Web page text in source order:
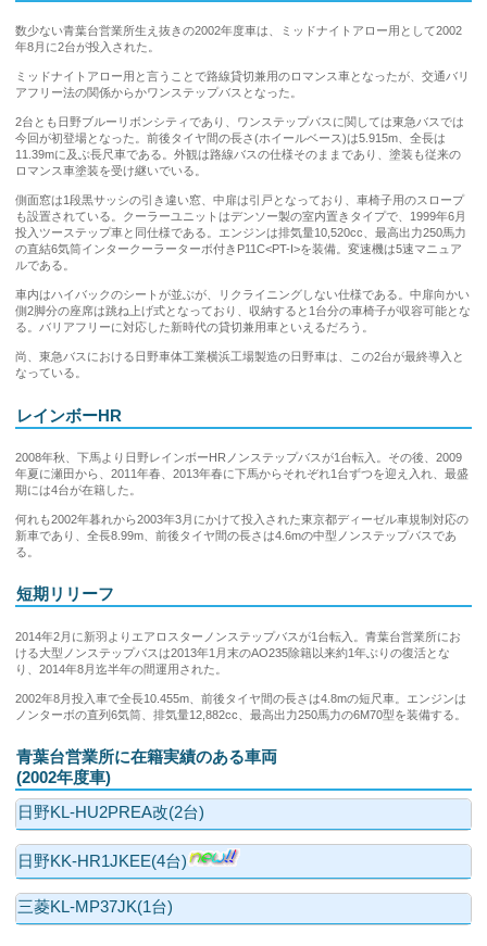
数少ない青葉台営業所生え抜きの2002年度車は、ミッドナイトアロー用として2002
年8月に2台が投入された。
ミッドナイトアロー用と言うことで路線貸切兼用のロマンス車となったが、交通バリ
アフリー法の関係からかワンステップバスとなった。
2台とも日野ブルーリボンシティであり、ワンステップバスに関しては東急バスでは
今回が初登場となった。前後タイヤ間の長さ(ホイールベース)は5.915m、全長は
11.39mに及ぶ長尺車である。外観は路線バスの仕様そのままであり、塗装も従来の
ロマンス車塗装を受け継いでいる。
側面窓は1段黒サッシの引き違い窓、中扉は引戸となっており、車椅子用のスロープ
も設置されている。クーラーユニットはデンソー製の室内置きタイプで、1999年6月
投入ツーステップ車と同仕様である。エンジンは排気量10,520cc、最高出力250馬力
の直結6気筒インタークーラーターボ付きP11C<PT-I>を装備。変速機は5速マニュア
ルである。
車内はハイバックのシートが並ぶが、リクライニングしない仕様である。中扉向かい
側2脚分の座席は跳ね上げ式となっており、収納すると1台分の車椅子が収容可能とな
る。バリアフリーに対応した新時代の貸切兼用車といえるだろう。
尚、東急バスにおける日野車体工業横浜工場製造の日野車は、この2台が最終導入と
なっている。
レインボーHR
2008年秋、下馬より日野レインボーHRノンステップバスが1台転入。その後、2009
年夏に瀬田から、2011年春、2013年春に下馬からそれぞれ1台ずつを迎え入れ、最盛
期には4台が在籍した。
何れも2002年暮れから2003年3月にかけて投入された東京都ディーゼル車規制対応の
新車であり、全長8.99m、前後タイヤ間の長さは4.6mの中型ノンステップバスであ
る。
短期リリーフ
2014年2月に新羽よりエアロスターノンステップバスが1台転入。青葉台営業所にお
ける大型ノンステップバスは2013年1月末のAO235除籍以来約1年ぶりの復活とな
り、2014年8月迄半年の間運用された。
2002年8月投入車で全長10.455m、前後タイヤ間の長さは4.8mの短尺車。エンジンは
ノンターボの直列6気筒、排気量12,882cc、最高出力250馬力の6M70型を装備する。
青葉台営業所に在籍実績のある車両
(2002年度車)
日野KL-HU2PREA改(2台)
日野KK-HR1JKEE(4台)
三菱KL-MP37JK(1台)